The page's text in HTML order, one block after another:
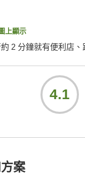
上顯示
2 分鐘就有便利店
4.1
案